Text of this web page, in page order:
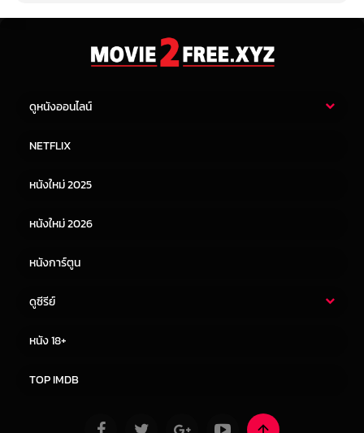
ดูหนังออนไลน์
หนังจีน
NETFLIX
หนังใหม่ 2025
หนังใหม่ 2026
หนังการ์ตูน
ดูซีรีย์
หนัง 18+
TOP IMDB